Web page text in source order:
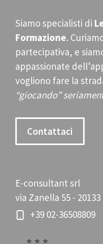
Siamo specialisti di
Formazione.
partecipativa, e
appassionate
vogliono fare la
“giocando”
Contattaci
E-consultant srl
via Zanella 55 -
+39 02-36508809